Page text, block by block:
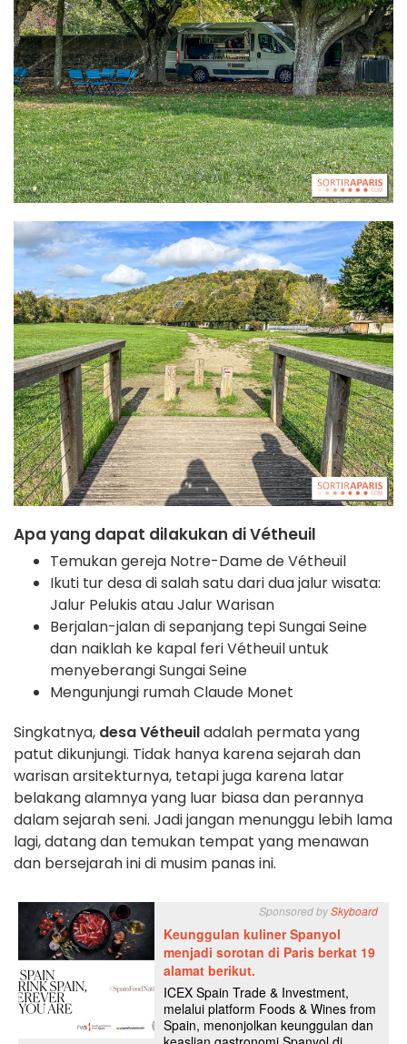
Apa yang dapat dilakukan di Vétheuil
Temukan gereja Notre-Dame de Vétheuil
Ikuti tur desa di salah satu dari dua jalur wisata:
Jalur Pelukis atau Jalur Warisan
Berjalan-jalan di sepanjang tepi Sungai Seine
dan naiklah ke kapal feri Vétheuil untuk
menyeberangi Sungai Seine
Mengunjungi rumah Claude Monet
Singkatnya, desa Vétheuiladalah permata yang
patut dikunjungi. Tidak hanya karena sejarah dan
warisan arsitekturnya, tetapi juga karena latar
belakang alamnya yang luar biasa dan perannya
dalam sejarah seni. Jadi jangan menunggu lebih lama
lagi, datang dan temukan tempat yang menawan
dan bersejarah ini di musim panas ini.